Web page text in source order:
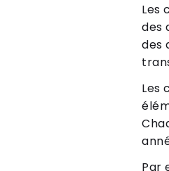
Les
des
des
Les
Par